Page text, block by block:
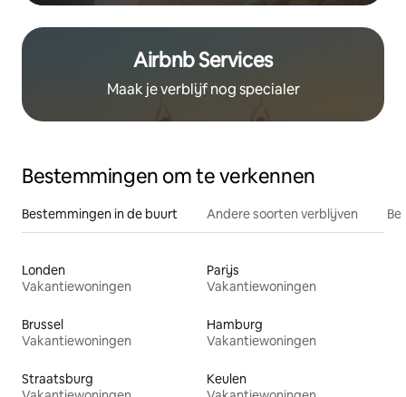
Airbnb Services
Maak je verblijf nog specialer
Bestemmingen om te verkennen
Bestemmingen in de buurt Andere soorten verblijven
Londen
Vakantiewoningen
Parijs
Vakantiewoningen
Brussel
Vakantiewoningen
Hamburg
Vakantiewoningen
Straatsburg
Keulen